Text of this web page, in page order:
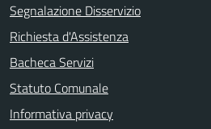
Segnalazione Disservizio
Richiesta d'Assistenza
Bacheca Servizi
Statuto Comunale
Informativa privacy